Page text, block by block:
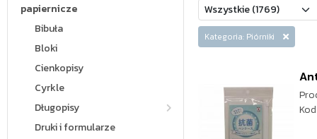
papiernicze
Bibuła
Bloki
Cienkopisy
Cyrkle
Długopisy
Druki i formularze
Kategoria: Piórniki